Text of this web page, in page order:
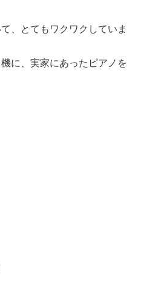
、とてもワクワクしていま
に、実家にあったピアノを